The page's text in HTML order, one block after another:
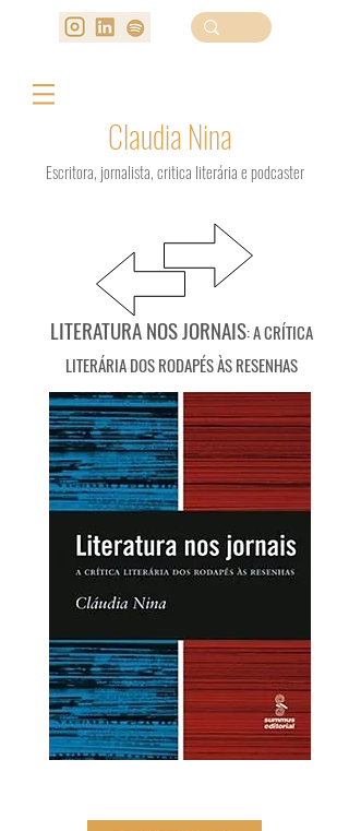
Claudia Nina
Escritora, jornalista, critica literária e podcaster
LITERATURA NOS JORNAIS: A CRÍTICA
LITERÁRIA DOS RODAPÉS ÀS RESENHAS